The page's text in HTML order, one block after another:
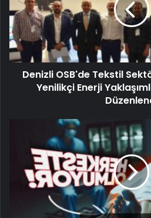
Denizli OSB'de Tekstil
Yenilikçi Enerji